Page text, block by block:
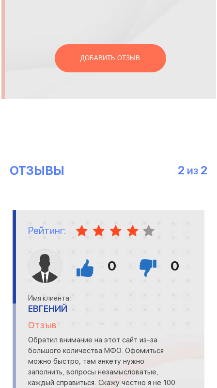
ДОБАВИТЬ ОТЗЫВ
ОТЗЫВЫ 2 ИЗ 2
Рейтинг:
0 0
Имя клиента:
ЕВГЕНИЙ
Отзыв
Обратил внимание на этот сайт из-за
большого количества МФО. Офомиться
можно быстро, там анкету нужно
заполнить, вопросы незамысловатые,
каждый справиться. Скажу честно я не 100